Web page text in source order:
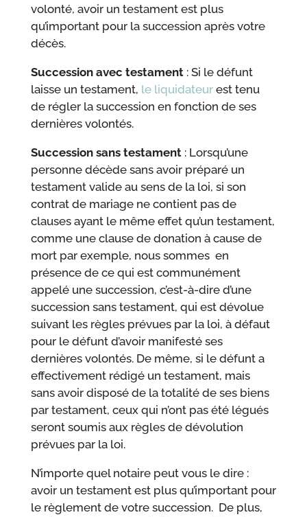
volonté, avoir un testament est plus
qu’important pour la succession après votre
décès.
Succession avec testament: Si le défunt
laisse un testament, le liquidateurest tenu
de régler la succession en fonction de ses
dernières volontés.
Succession sans testament: Lorsqu’une
personne décède sans avoir préparé un
testament valide au sens de la loi, si son
contrat de mariage ne contient pas de
clauses ayant le même effet qu’un testament,
comme une clause de donation à cause de
mort par exemple, nous sommes en
présence de ce qui est communément
appelé une succession, c’est-à-dire d’une
succession sans testament, qui est dévolue
suivant les règles prévues par la loi, à défaut
pour le défunt d’avoir manifesté ses
dernières volontés. De même, si le défunt a
effectivement rédigé un testament, mais
sans avoir disposé de la totalité de ses biens
par testament, ceux qui n’ont pas été légués
seront soumis aux règles de dévolution
prévues par la loi.
N’importe quel notaire peut vous le dire :
avoir un testament est plus qu’important pour
le règlement de votre succession. De plus,